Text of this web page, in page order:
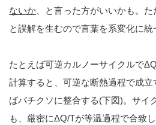
ないか 、と言った方がいいかも。
と誤解を生むので言葉を系変化に統
たとえば可逆カルノーサイクルでΔQ
計算すると、可逆な断熱過程で成立
ばバチクソに整合する(下図)。サイ
も、厳密にΔQ/Tが等温過程で合致